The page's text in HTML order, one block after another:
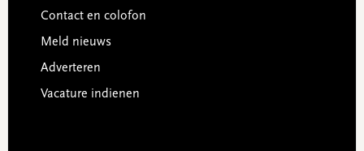
Contact en colofon
Meld nieuws
Adverteren
Vacature indienen